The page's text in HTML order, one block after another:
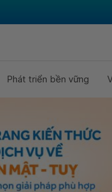
Phát triển bền vững